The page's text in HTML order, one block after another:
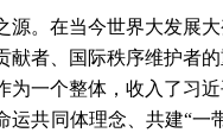
源。在当今世界大发展
献者、国际秩序维护者
为一个整体，收入了习
运共同体理念、共建“一